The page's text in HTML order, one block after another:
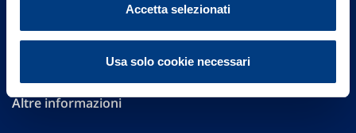
Accetta selezionati
Usa solo cookie necessari
Governance
Investor Relations
Altre informazioni